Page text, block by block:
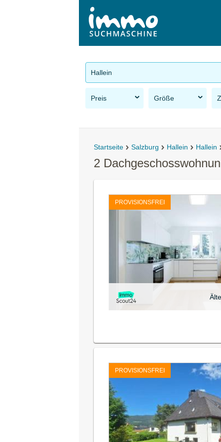
Hallein
Preis Größe
Startseite Salzburg Hallein Hallein
2
PROVISIONSFREI
PROVISIONSFREI